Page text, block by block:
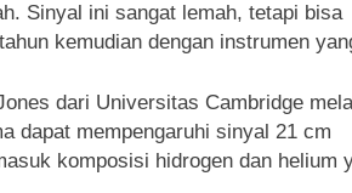
Sinyal ini sangat lemah, tetapi bisa
kemudian dengan instrumen
dari Universitas Cambridge
dapat mempengaruhi sinyal 21 cm
komposisi hidrogen dan helium